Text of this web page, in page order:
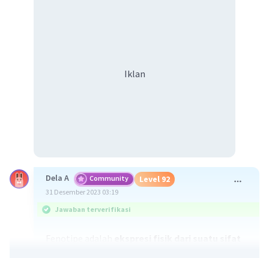
Iklan
Dela A Community Level 92
31 Desember 2023 03:19
Jawaban terverifikasi